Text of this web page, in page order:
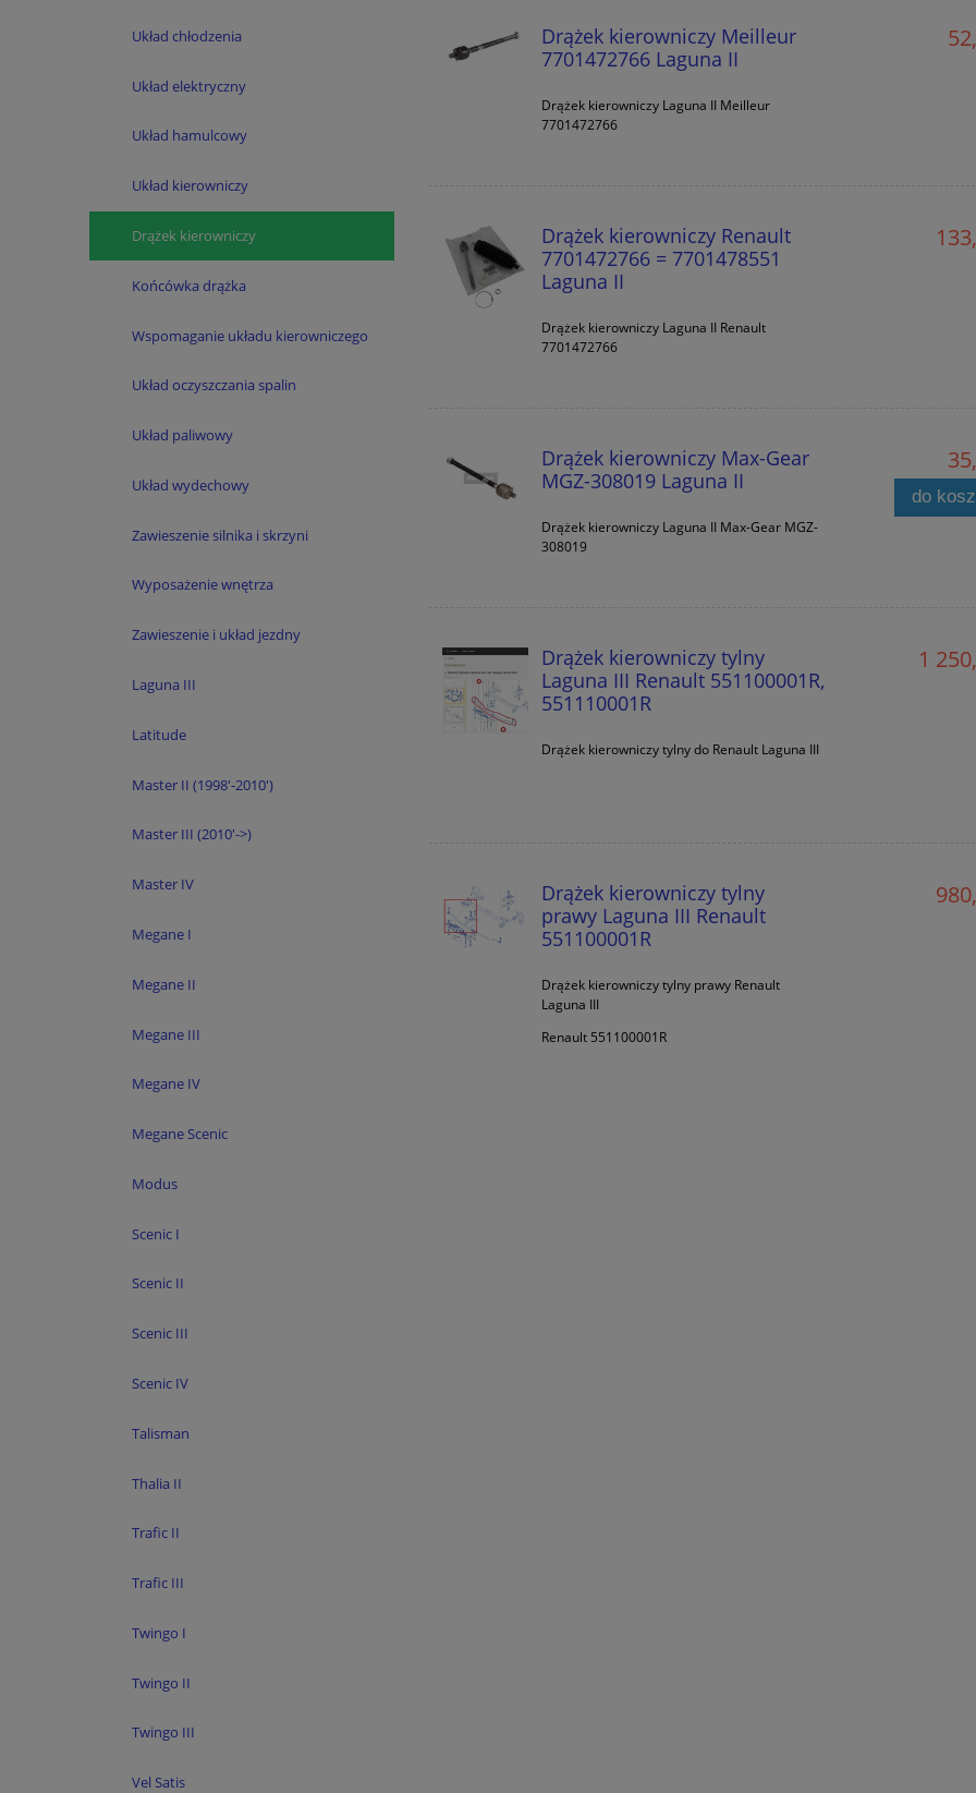
Układ chłodzenia
Układ elektryczny
Układ hamulcowy
Układ kierowniczy
Drążek kierowniczy
Końcówka drążka
Wspomaganie układu kierowniczego
Układ oczyszczania spalin
Układ paliwowy
Układ wydechowy
Zawieszenie silnika i skrzyni
Wyposażenie wnętrza
Zawieszenie i układ jezdny
Laguna III
Latitude
Master II (1998'-2010')
Master III (2010'->)
Master IV
Megane I
Megane II
Megane III
Megane IV
Megane Scenic
Modus
Scenic I
Scenic II
Scenic III
Scenic IV
Talisman
Thalia II
Trafic II
Trafic III
Twingo I
Twingo II
Twingo III
Vel Satis
Drążek kierowniczy Meilleur
7701472766 Laguna II
Drążek kierowniczy Laguna II Meilleur
7701472766
Drążek kierowniczy Renault
7701472766 = 7701478551
Laguna II
Drążek kierowniczy Laguna II Renault
7701472766
Drążek kierowniczy Max-Gear
MGZ-308019 Laguna II
Drążek kierowniczy Laguna II Max-Gear MGZ-
308019
do
Drążek kierowniczy tylny
Laguna III Renault 551100001R,
551110001R
Drążek kierowniczy tylny do Renault Laguna III
1
Drążek kierowniczy tylny
prawy Laguna III Renault
551100001R
Drążek kierowniczy tylny prawy Renault
Laguna III
Renault 551100001R